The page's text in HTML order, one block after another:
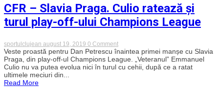
Ali
Palabiyik
meciul
cu
Lazio
Roma
CFR – Slavia Praga. Culio ratează și
turul play-off-ului Champions League
sportulclujean august 19, 2019 0 Commenton
CFR
–
Slavia
Praga.
Veste proastă pentru Dan Petrescu înaintea primei manșe cu Slavia
Praga, din play-off-ul Champions League. „Veteranul” Emmanuel
Culio nu va putea evolua nici în turul cu cehii, după ce a ratat
ultimele meciuri din...
Read More